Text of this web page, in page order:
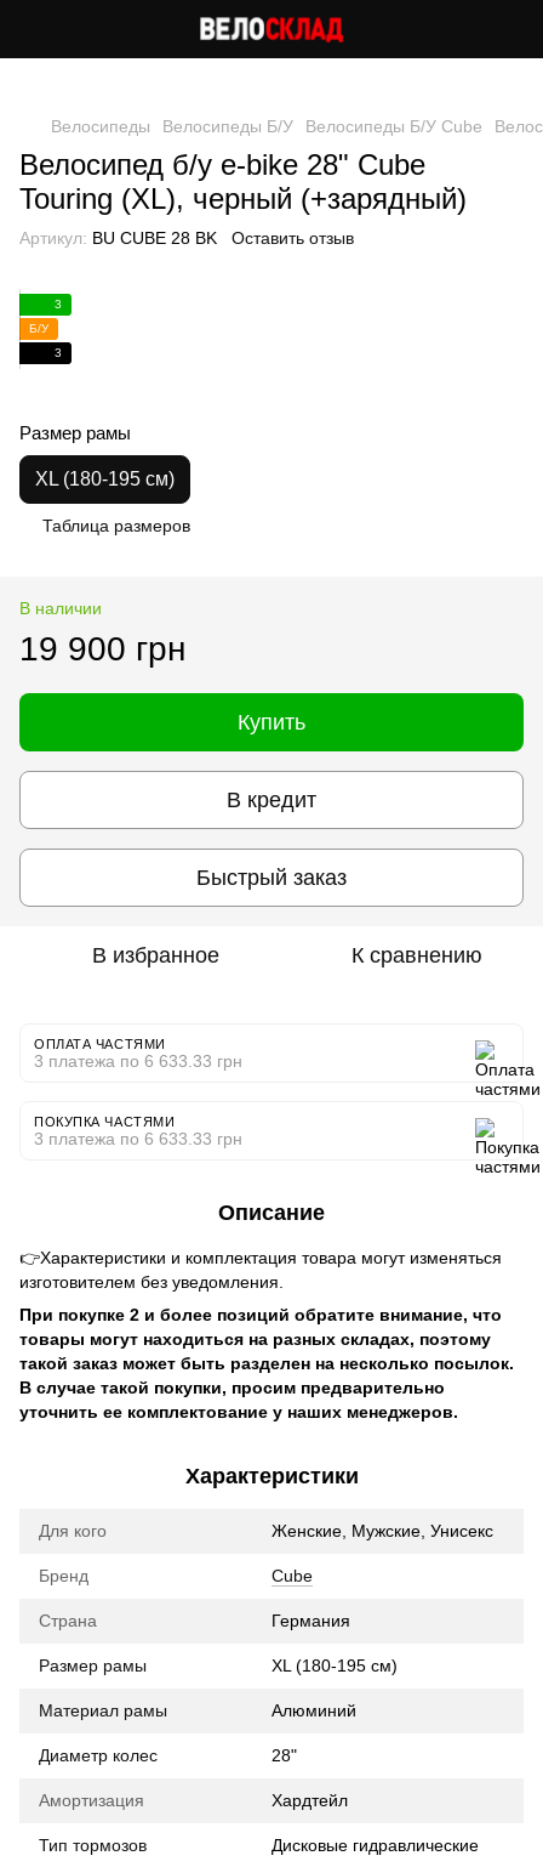
Велосипеды Велосипеды Б/У Велосипеды Б/У Cube
Велосипед б/у e-bike 28" Cube
Touring (XL), черный (+зарядный)
Артикул: BU CUBE 28 BK Оставить отзыв
3
Б/У
3
Размер рамы
XL (180-195 см)
Таблица размеров
В наличии
19 900 грн
Купить
В кредит
Быстрый заказ
В избранное К сравнению
ОПЛАТА ЧАСТЯМИ
3 платежа по 6 633.33 грн
ПОКУПКА ЧАСТЯМИ
3 платежа по 6 633.33 грн
Описание
👉Характеристики и комплектация товара могут изменяться
изготовителем без уведомления.
При покупке 2 и более позиций обратите внимание, что
товары могут находиться на разных складах, поэтому
такой заказ может быть разделен на несколько посылок.
В случае такой покупки, просим предварительно
уточнить ее комплектование у наших менеджеров.
Характеристики
Для кого Женские, Мужские, Унисекс
Бренд Cube
Страна Германия
Размер рамы XL (180-195 см)
Материал рамы Алюминий
Диаметр колес 28"
Амортизация Хардтейл
Тип тормозов Дисковые гидравлические